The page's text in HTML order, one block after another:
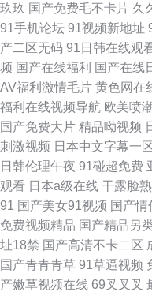
玖玖 国产免费毛不卡片 久
91手机论坛 91视频新地址
产二区无码 91日韩在线观
频 国产在线福利 国产在线
AV福利激情毛片 黄色网在
福利在线视频导航 欧美喷
国产免费大片 精品呦视频
刺激视频 日本中文字幕一
日韩伦理午夜 91碰超免费
观看 日本a级在线 干露脸
91 国产美女91视频 国产情
免费视频精品 国产精品另
址18禁 国产高清不卡二区
国产青青青草 91草逼视频
产嫩草视频在线 69叉叉叉